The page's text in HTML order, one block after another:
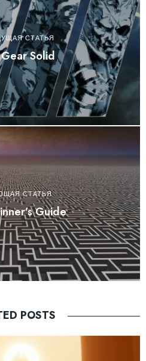
СТАТЬЯ
Solid
СТАТЬЯ
Guide
POSTS